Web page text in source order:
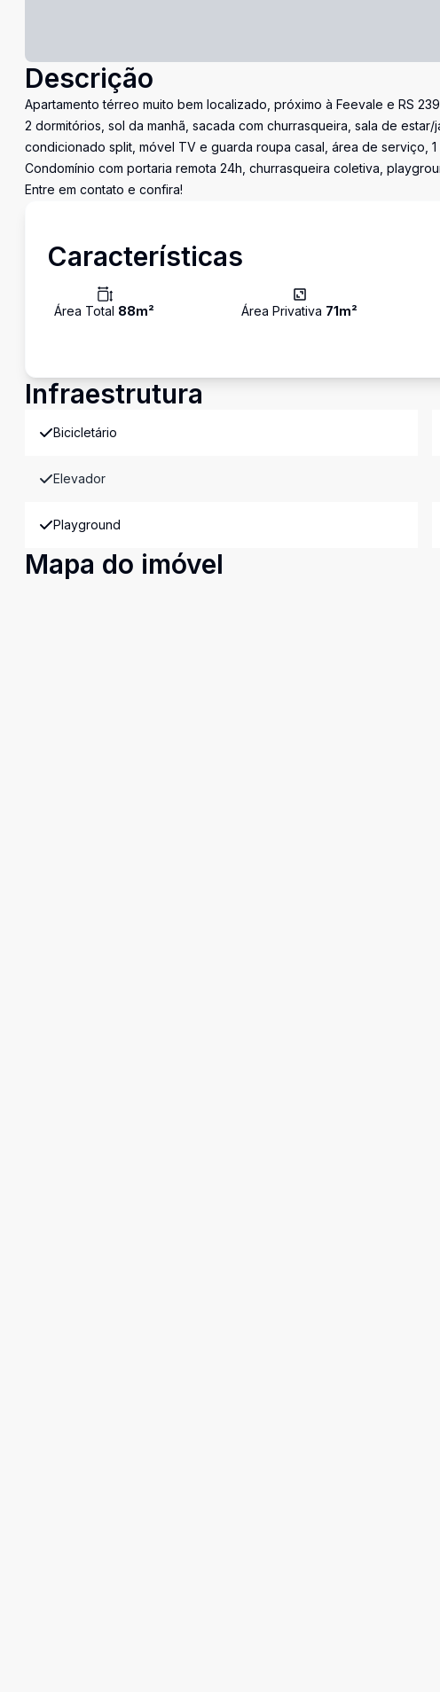
Descrição
Apartamento térreo muito bem localizado, próximo à Feevale e RS
2 dormitórios, sol da manhã, sacada com churrasqueira, sala de
condicionado split, móvel TV e guarda roupa casal, área de serviço,
Condomínio com portaria remota 24h, churrasqueira coletiva,
Entre em contato e confira!
Características
Área Total 88m² Área Privativa 71m²
Infraestrutura
Bicicletário
Elevador
Playground
Mapa do imóvel